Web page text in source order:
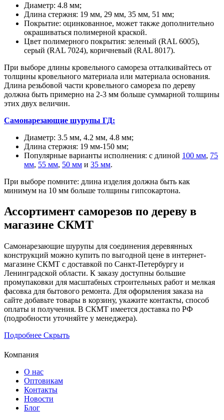
Диаметр: 4.8 мм;
Длина стержня: 19 мм, 29 мм, 35 мм, 51 мм;
Покрытие: оцинкованное, может также дополнительно
окрашиваться полимерной краской.
Цвет полимерного покрытия: зеленый (RAL 6005),
серый (RAL 7024), коричневый (RAL 8017).
При выборе длины кровельного самореза отталкивайтесь от
толщины кровельного материала или материала основания.
Длина резьбовой части кровельного самореза по дереву
должна быть примерно на 2-3 мм больше суммарной толщины
этих двух величин.
Самонарезающие шурупы ГД:
Диаметр: 3.5 мм, 4.2 мм, 4.8 мм;
Длина стержня: 19 мм-150 мм;
Популярные варианты исполнения: с длиной 100 мм, 75
мм, 55 мм, 50 мм и 35 мм.
При выборе помните: длина изделия должна быть как
минимум на 10 мм больше толщины гипсокартона.
Ассортимент саморезов по дереву в
магазине СКМТ
Самонарезающие шурупы для соединения деревянных
конструкций можно купить по выгодной цене в интернет-
магазине СКМТ с доставкой по Санкт-Петербургу и
Ленинградской области. К заказу доступны большие
промупаковки для масштабных строительных работ и мелкая
фасовка для бытового ремонта. Для оформления заказа на
сайте добавьте товары в корзину, укажите контакты, способ
оплаты и получения. В СКМТ имеется доставка по РФ
(подробности уточняйте у менеджера).
Подробнее Скрыть
Компания
О нас
Оптовикам
Контакты
Новости
Блог